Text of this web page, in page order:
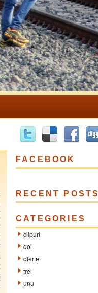
FACEBOOK
RECENT POSTS
CATEGORIES
clipuri
doi
oferte
trei
unu